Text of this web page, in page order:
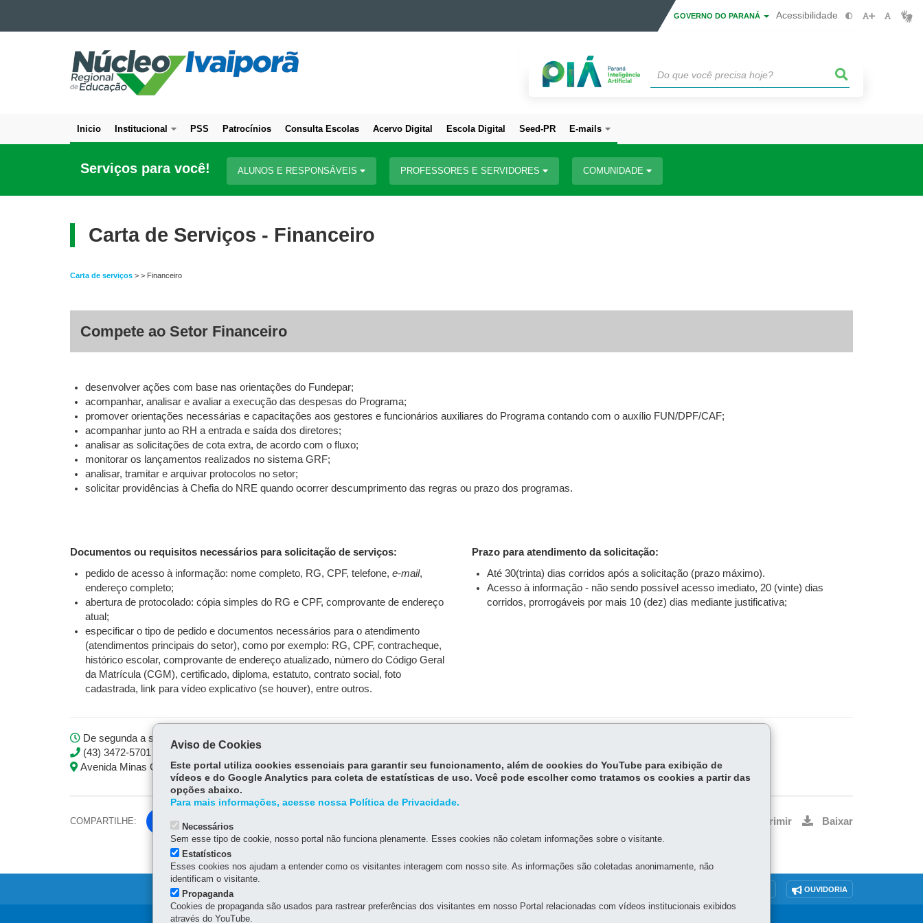
Ir para a navegação
Ir para a busca
GOVERNO DO PARANÁ Acessibilidade
NÚCLEO
REGIONAL
DE
IVAIPORÃ
Navegação
principal
Inicio Institucional PSS Patrocínios Consulta Escolas Acervo Digital Escola Digital Seed-PR E-mails
Serviços para você! ALUNOS E RESPONSÁVEIS PROFESSORES E SERVIDORES COMUNIDADE
Carta de Serviços - Financeiro
Carta de serviços > > Financeiro
Compete ao Setor Financeiro
desenvolver ações com base nas orientações do Fundepar;
acompanhar, analisar e avaliar a execução das despesas do Programa;
promover orientações necessárias e capacitações aos gestores e funcionários auxiliares do Programa contando com o auxílio FUN/DPF/CAF;
acompanhar junto ao RH a entrada e saída dos diretores;
analisar as solicitações de cota extra, de acordo com o fluxo;
monitorar os lançamentos realizados no sistema GRF;
analisar, tramitar e arquivar protocolos no setor;
solicitar providências à Chefia do NRE quando ocorrer descumprimento das regras ou prazo dos programas.
Documentos ou requisitos necessários para solicitação de serviços:
pedido de acesso à informação: nome completo, RG, CPF, telefone,e-mail,
endereço completo;
abertura de protocolado: cópia simples do RG e CPF, comprovante de endereço
atual;
especificar o tipo de pedido e documentos necessários para o atendimento
(atendimentos principais do setor), como por exemplo: RG, CPF, contracheque,
histórico escolar, comprovante de endereço atualizado, número do Código Geral
da Matrícula (CGM), certificado, diploma, estatuto, contrato social, foto
cadastrada, link para vídeo explicativo (se houver), entre outros.
Prazo para atendimento da solicitação:
Até 30(trinta) dias corridos após a solicitação (prazo máximo).
Acesso à informação - não sendo possível acesso imediato, 20 (vinte) dias
corridos, prorrogáveis por mais 10 (dez) dias mediante justificativa;
De segunda a sexta-feira, das 08h às 12h e das 13h às 17h (plantão conforme demanda).
(43) 3472-5701 | 5702 | 5711 | 5712 | 5732 | 5764
Avenida Minas Gerais, 295, 1º andar
COMPARTILHE:
Fa
ce
bo
ok
Tw
itt
er
Imprimir Baixar
OUVIDORIA
Aviso de Cookies
Este portal utiliza cookies essenciais para garantir seu funcionamento, além de cookies do YouTube para exibição de
vídeos e do Google Analytics para coleta de estatísticas de uso. Você pode escolher como tratamos os cookies a partir das
opções abaixo.
Para mais informações, acesse nossa Política de Privacidade.
Necessários
Sem esse tipo de cookie, nosso portal não funciona plenamente. Esses cookies não coletam informações sobre o visitante.
Estatísticos
Esses cookies nos ajudam a entender como os visitantes interagem com nosso site. As informações são coletadas anonimamente, não
identificam o visitante.
Propaganda
Cookies de propaganda são usados para rastrear preferências dos visitantes em nosso Portal relacionadas com vídeos institucionais exibidos
através do YouTube.